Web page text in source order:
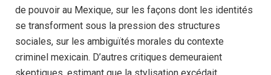
de pouvoir au Mexique, sur les façons dont les identités
se transforment sous la pression des structures
sociales, sur les ambiguïtés morales du contexte
criminel mexicain. D’autres critiques demeuraient
skeptiques, estimant que la stylisation excédait